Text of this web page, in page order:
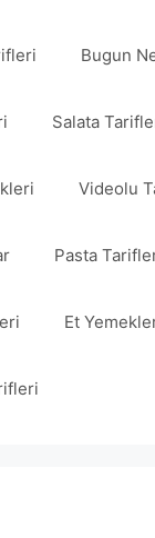
Bugun
Salata
Videolu
Pasta
Et